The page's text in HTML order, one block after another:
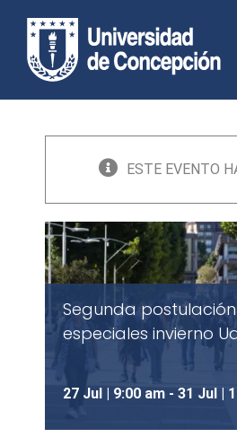
Abrir barra de herramientas
content
ESTE EVENTO
Segunda
especiales invierno
27 Jul | 9:00 am - 31 Jul |